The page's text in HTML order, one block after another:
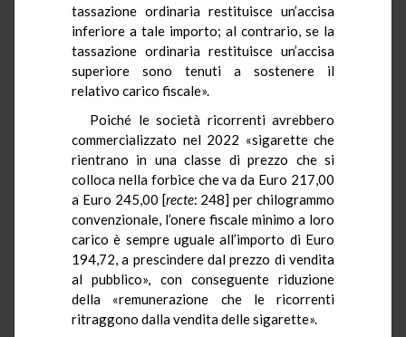
tassazione ordinaria restituisce un’accisa
inferiore a tale importo; al contrario, se la
tassazione ordinaria restituisce un’accisa
superiore sono tenuti a sostenere il
relativo carico fiscale».
Poiché le società ricorrenti avrebbero
commercializzato nel 2022 «sigarette che
rientrano in una classe di prezzo che si
colloca nella forbice che va da Euro 217,00
a Euro 245,00 [recte: 248] per chilogrammo
convenzionale, l’onere fiscale minimo a loro
carico è sempre uguale all’importo di Euro
194,72, a prescindere dal prezzo di vendita
al pubblico», con conseguente riduzione
della «remunerazione che le ricorrenti
ritraggono dalla vendita delle sigarette».